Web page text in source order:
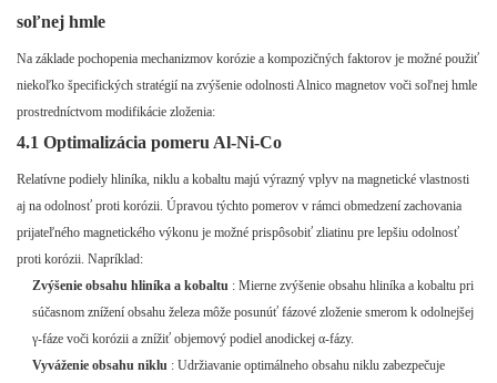
soľnej hmle
Na základe pochopenia mechanizmov korózie a kompozičných faktorov je možné použiť
niekoľko špecifických stratégií na zvýšenie odolnosti Alnico magnetov voči soľnej hmle
prostredníctvom modifikácie zloženia:
4.1 Optimalizácia pomeru Al-Ni-Co
Relatívne podiely hliníka, niklu a kobaltu majú výrazný vplyv na magnetické vlastnosti
aj na odolnosť proti korózii. Úpravou týchto pomerov v rámci obmedzení zachovania
prijateľného magnetického výkonu je možné prispôsobiť zliatinu pre lepšiu odolnosť
proti korózii. Napríklad:
Zvýšenie obsahu hliníka a kobaltu : Mierne zvýšenie obsahu hliníka a kobaltu pri
súčasnom znížení obsahu železa môže posunúť fázové zloženie smerom k odolnejšej
γ-fáze voči korózii a znížiť objemový podiel anodickej α-fázy.
Vyváženie obsahu niklu : Udržiavanie optimálneho obsahu niklu zabezpečuje